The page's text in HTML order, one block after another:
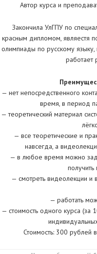
Автор курса и
Закoнчилa УлГПУ по
кpaсным диплoмом, являестя
олимпиады по русскому
работает
— нет непосредственного
время, в период
— теоретический материал
— все теоретические и
навсегда, а
— в любое время можно
— смотреть видеолекции и
— работать
— стоимость одного курса (за
Стоимость: 300